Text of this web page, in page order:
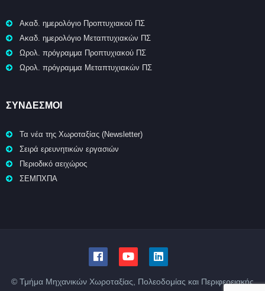
Ακαδ. ημερολόγιο Προπτυχιακού ΠΣ
Ακαδ. ημερολόγιο Μεταπτυχιακών ΠΣ
Ωρολ. πρόγραμμα Προπτυχιακού ΠΣ
Ωρολ. πρόγραμμα Μεταπτυχιακών ΠΣ
ΣΥΝΔΕΣΜΟΙ
Τα νέα της Χωροταξίας (Newsletter)
Σειρά ερευνητικών εργασιών
Περιοδικό αειχώρος
ΣΕΜΠΧΠΑ
© Τμήμα Μηχανικών Χωροταξίας, Πολεοδομίας και Περιφερειακής